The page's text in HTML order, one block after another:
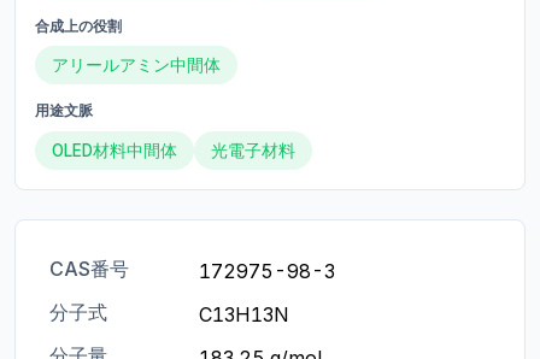
合成上の役割
アリールアミン中間体
用途文脈
OLED材料中間体 光電子材料
CAS番号
172975-98-3
分子式
C13H13N